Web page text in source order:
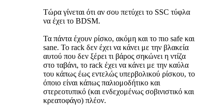
Τώρα γίνεται ότι αν σου πετύχει το SSC τύφλα
να έχει το BDSM.
Τα πάντα έχουν ρίσκο, ακόμη και το πιο safe και
sane. Το rack δεν έχει να κάνει με την βλακεία
αυτού που δεν ξέρει τι βάρος σηκώνει η ντίζα
στο ταβάνι, το rack έχει να κάνει με την καύλα
του κάπως έως εντελώς υπερβολικού ρίσκου, το
όποιο είναι κάπως παλιομοδήτικο και
στερεοτυπικό (και ενδεχομένως σοβινιστικό και
κρεατοφάγο) πλέον.